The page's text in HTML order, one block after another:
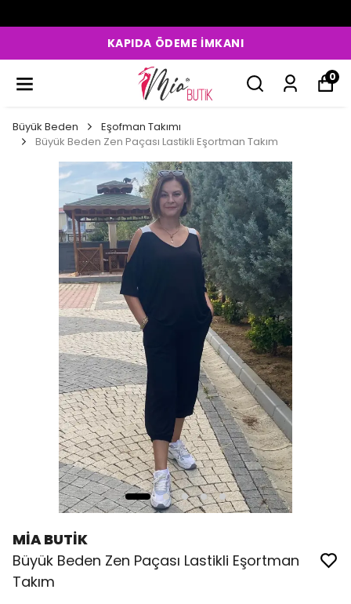
KAPIDA ÖDEME İMKANI
0
Büyük Beden
Eşofman Takımı
Büyük Beden Zen Paçası Lastikli Eşortman Takım
MİA BUTİK
Büyük Beden Zen Paçası Lastikli Eşortman
Takım